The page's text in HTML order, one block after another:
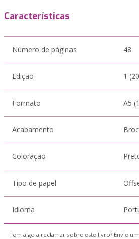
Características
Número de páginas 48
Edição 1
Formato A5
Acabamento
Coloração
Tipo de papel
Idioma
Tem algo a reclamar sobre este livro? Envie